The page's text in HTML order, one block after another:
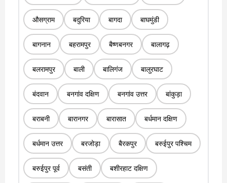
औसग्राम बदुरिया बागदा बाघमुंडी
बागनान बहरामपुर बैष्णबनगर बालागढ़
बलरामपुर बाली बालिगंज बालुरघाट
बंदवान बनगांव दक्षिण बनगांव उत्तर बांकुड़ा
बराबनी बारानगर बारासात बर्धमान दक्षिण
बर्धमान उत्तर बरजोड़ा बैरकपुर बरुईपुर पश्चिम
बरुईपुर पूर्व बसंती बशीरहाट दक्षिण